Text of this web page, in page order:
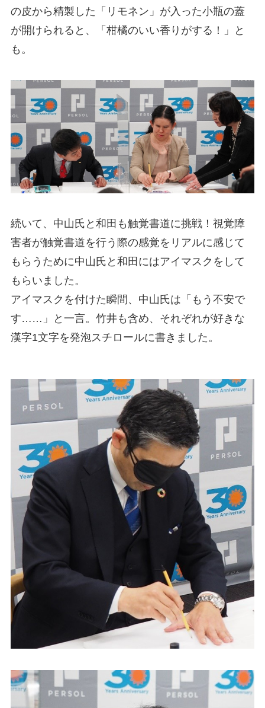
の皮から精製した「リモネン」が入った小瓶の蓋
が開けられると、「柑橘のいい香りがする！」と
も。
続いて、中山氏と和田も触覚書道に挑戦！視覚障
害者が触覚書道を行う際の感覚をリアルに感じて
もらうために中山氏と和田にはアイマスクをして
もらいました。
アイマスクを付けた瞬間、中山氏は「もう不安で
す……」と一言。竹井も含め、それぞれが好きな
漢字1文字を発泡スチロールに書きました。